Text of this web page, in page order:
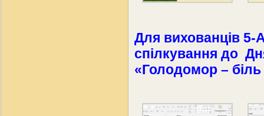
Для вихованців 5-
спілкування до
«Голодомор – біль